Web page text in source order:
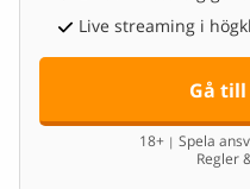
Live streaming i
Gå
18+ | Spela
Regler